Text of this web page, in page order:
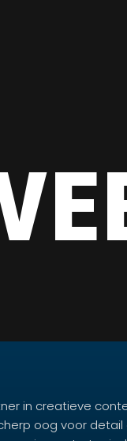
in creatieve
oog voor